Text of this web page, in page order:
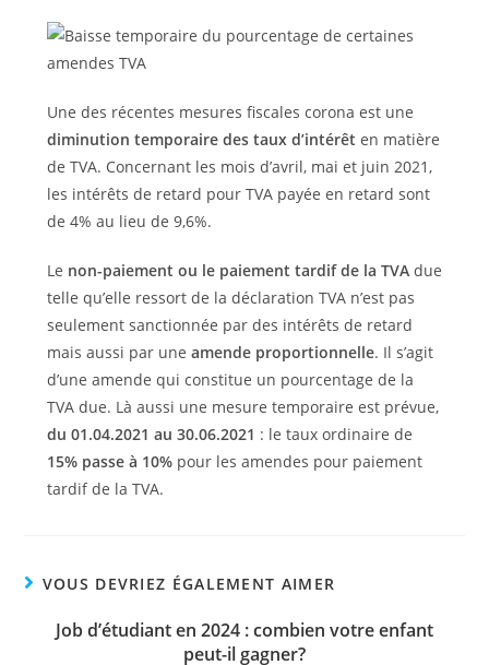
Une des récentes mesures fiscales corona est une
diminution temporaire des taux d’intérêt en matière
de TVA. Concernant les mois d’avril, mai et juin 2021,
les intérêts de retard pour TVA payée en retard sont
de 4% au lieu de 9,6%.
Le non-paiement ou le paiement tardif de la TVAdue
telle qu’elle ressort de la déclaration TVA n’est pas
seulement sanctionnée par des intérêts de retard
mais aussi par une amende proportionnelle. Il s’agit
d’une amende qui constitue un pourcentage de la
TVA due. Là aussi une mesure temporaire est prévue,
du 01.04.2021 au 30.06.2021 : le taux ordinaire de
15% passe à 10%pour les amendes pour paiement
tardif de la TVA.
VOUS DEVRIEZ ÉGALEMENT AIMER
Job d’étudiant en 2024 : combien votre enfant
peut-il gagner?